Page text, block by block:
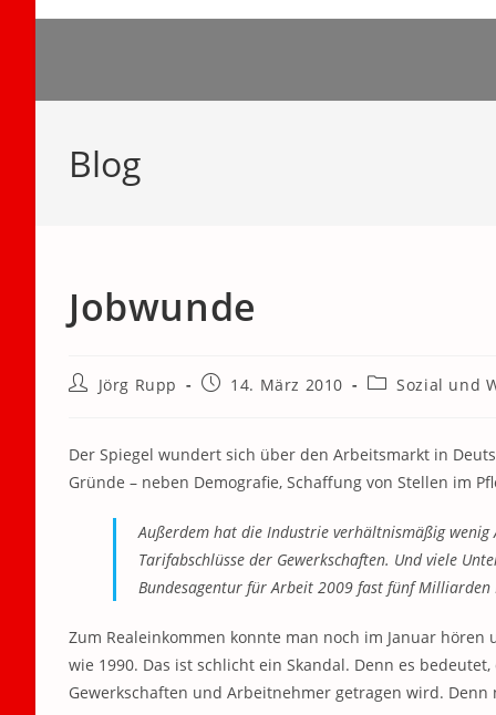
Blog
Jobwunde
Beitrags-
Jörg Rupp
Beitrag14. März 2010
Beitrags-
Sozial und
Der Spiegel wundert sich über den Arbeitsmarkt in
Gründe – neben Demografie, Schaffung von Stellen im
Außerdem hat die Industrie verhältnismäßig
Tarifabschlüsse der Gewerkschaften. Und viele
Bundesagentur für Arbeit 2009 fast fünf Milliarden
Zum Realeinkommen konnte man noch im Januar hören
wie 1990. Das ist schlicht ein Skandal. Denn es
Gewerkschaften und Arbeitnehmer getragen wird.